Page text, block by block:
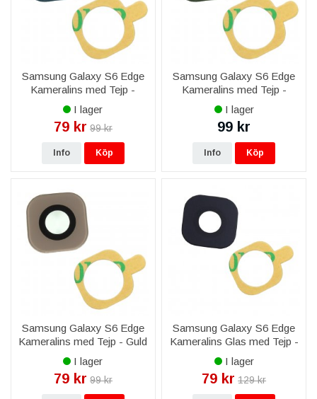
Samsung Galaxy S6 Edge
Kameralins med Tejp -
Mörkblå
I lager
79 kr 99 kr
Info Köp
Samsung Galaxy S6 Edge
Kameralins med Tejp -
Mörkgrön
I lager
99 kr
Info Köp
Samsung Galaxy S6 Edge
Kameralins med Tejp - Guld
I lager
79 kr 99 kr
Samsung Galaxy S6 Edge
Kameralins Glas med Tejp -
Svart
I lager
79 kr 129 kr